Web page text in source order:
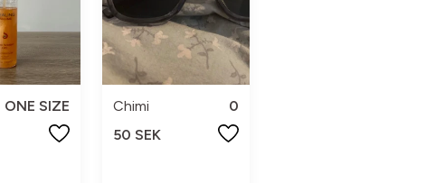
ONE SIZE
Chimi
0
50 SEK